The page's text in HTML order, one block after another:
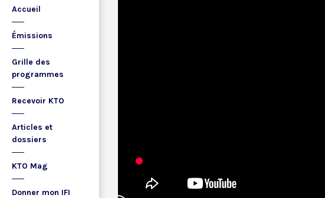
Accueil
Émissions
Grille des
programmes
Recevoir KTO
Articles et
dossiers
KTO Mag
Donner mon IFI